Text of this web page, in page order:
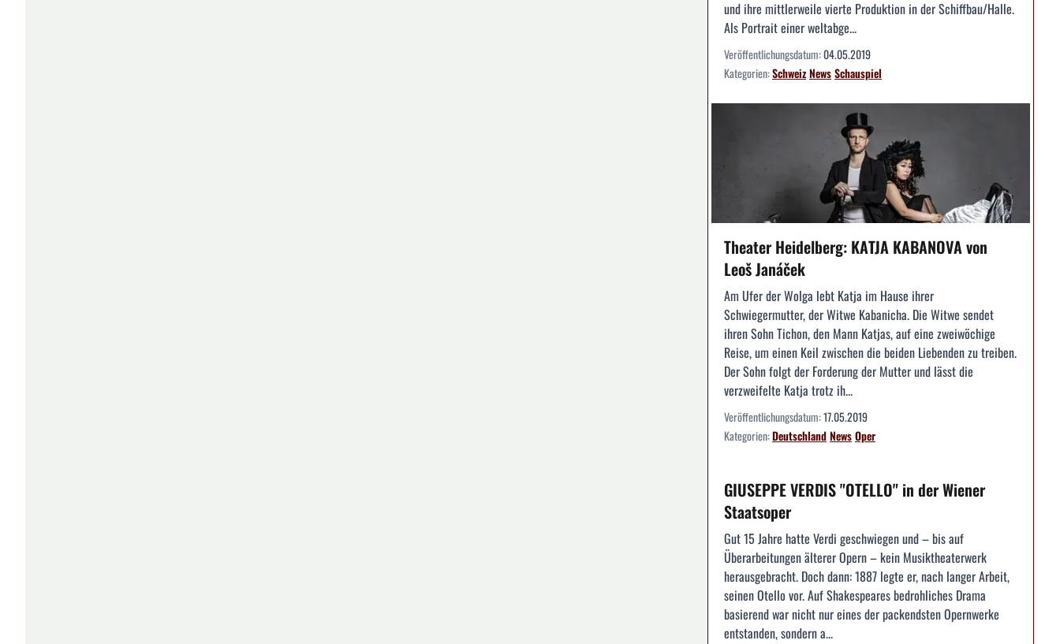
und ihre mittlerweile vierte Produktion in der Schiffbau/Halle.
Als Portrait einer weltabge...
Veröffentlichungsdatum:04.05.2019
Kategorien:SchweizNewsSchauspiel
Theater Heidelberg: KATJA KABANOVA von
Leoš Janáček
Am Ufer der Wolga lebt Katja im Hause ihrer
Schwiegermutter, der Witwe Kabanicha. Die Witwe sendet
ihren Sohn Tichon, den Mann Katjas, auf eine zweiwöchige
Reise, um einen Keil zwischen die beiden Liebenden zu treiben.
Der Sohn folgt der Forderung der Mutter und lässt die
verzweifelte Katja trotz ih...
Veröffentlichungsdatum:17.05.2019
Kategorien:DeutschlandNewsOper
GIUSEPPE VERDIS "OTELLO" in der Wiener
Staatsoper
Gut 15 Jahre hatte Verdi geschwiegen und – bis auf
Überarbeitungen älterer Opern – kein Musiktheaterwerk
herausgebracht. Doch dann: 1887 legte er, nach langer Arbeit,
seinen Otello vor. Auf Shakespeares bedrohliches Drama
basierend war nicht nur eines der packendsten Opernwerke
entstanden, sondern a...